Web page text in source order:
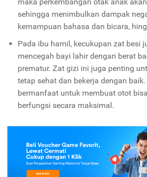
sehingga menimbulkan dampak
kemampuan bahasa dan bicara,
Pada ibu hamil, kecukupan zat besi
mencegah bayi lahir dengan berat
prematur. Zat gizi ini juga penting
tetap sehat dan bekerja dengan
bermanfaat untuk membuat otot
berfungsi secara maksimal.